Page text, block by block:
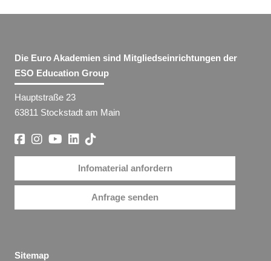
Die Euro Akademien sind Mitgliedseinrichtungen der
ESO Education Group
Hauptstraße 23
63811 Stockstadt am Main
Infomaterial anfordern
Anfrage senden
Sitemap